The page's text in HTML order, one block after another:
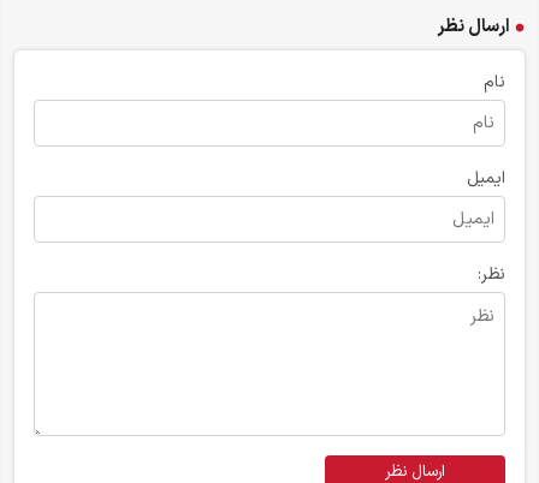
ارسال نظر
نام
ایمیل
نظر:
ارسال نظر